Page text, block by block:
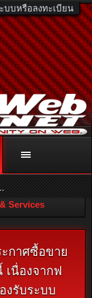
บบหรือลงทะเบียน
อโทร. 081-811-1138
ลิกที่นี่
Services
กาศซื้อขาย
เนื่องจากฟ
งรับระบบ